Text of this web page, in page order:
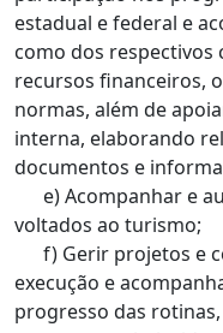
estadual e federal e
como dos respectivos
recursos financeiros,
normas, além de
interna, elaborando
documentos e
e) Acompanhar e
voltados ao turismo;
f) Gerir projetos e
execução e
progresso das